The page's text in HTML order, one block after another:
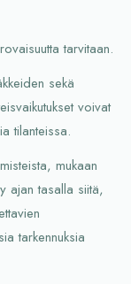
tarvitaan.
sekä
voivat
tilanteissa.
mukaan
ajan tasalla siitä,
tarkennuksia